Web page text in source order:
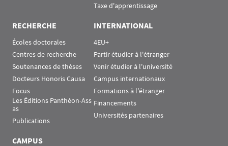
Taxe d'apprentissage
RECHERCHE
Écoles doctorales
Centres de recherche
Soutenances de thèses
Docteurs Honoris Causa
Focus
Les Éditions Panthéon-Ass
as
Publications
INTERNATIONAL
4EU+
Partir étudier à l'étranger
Venir étudier à l'université
Campus internationaux
Formations à l'étranger
Financements
Universités partenaires
CAMPUS